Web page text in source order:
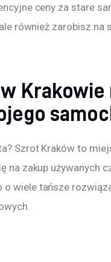
ceny za stare
również zarobisz na
Krakowie
Szrot Kraków to
na zakup używanych
wiele tańsze